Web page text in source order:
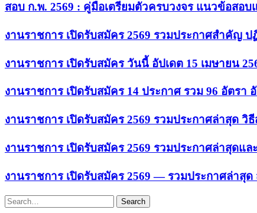
สอบ ก.พ. 2569 : คู่มือเตรียมตัวครบวงจร แนวข้อสอบ
งานราชการ เปิดรับสมัคร 2569 รวมประกาศสำคัญ
งานราชการ เปิดรับสมัคร วันนี้ อัปเดต 15 เมษายน
งานราชการ เปิดรับสมัคร 14 ประกาศ รวม 96 อัตรา อั
งานราชการ เปิดรับสมัคร 2569 รวมประกาศล่าสุด วิ
งานราชการ เปิดรับสมัคร 2569 รวมประกาศล่าสุดแ
งานราชการ เปิดรับสมัคร 2569 — รวมประกาศล่าสุ
Search